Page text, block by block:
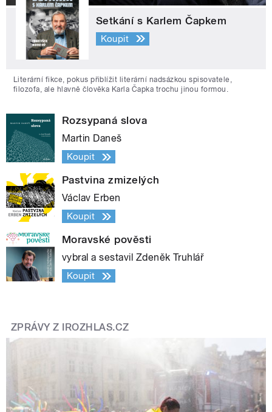
Setkání s Karlem Čapkem
Koupit
Literární fikce, pokus přiblížit literární nadsázkou spisovatele,
filozofa, ale hlavně člověka Karla Čapka trochu jinou formou.
Rozsypaná slova
Martin Daneš
Koupit
Pastvina zmizelých
Václav Erben
Koupit
Moravské pověsti
vybral a sestavil Zdeněk Truhlář
Koupit
ZPRÁVY Z IROZHLAS.CZ